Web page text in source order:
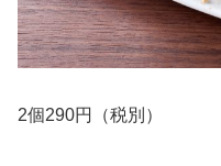
2個290円（税別）